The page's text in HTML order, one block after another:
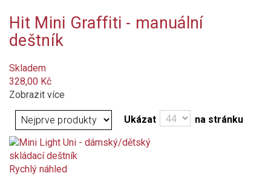
bordó (vínová)
hnědá
vícebarevný
oranžová
modrá
Hit Mini Graffiti - manuální
deštník
Skladem
328,00 Kč
Zobrazit více
Ukázat na stránku
Rychlý náhled